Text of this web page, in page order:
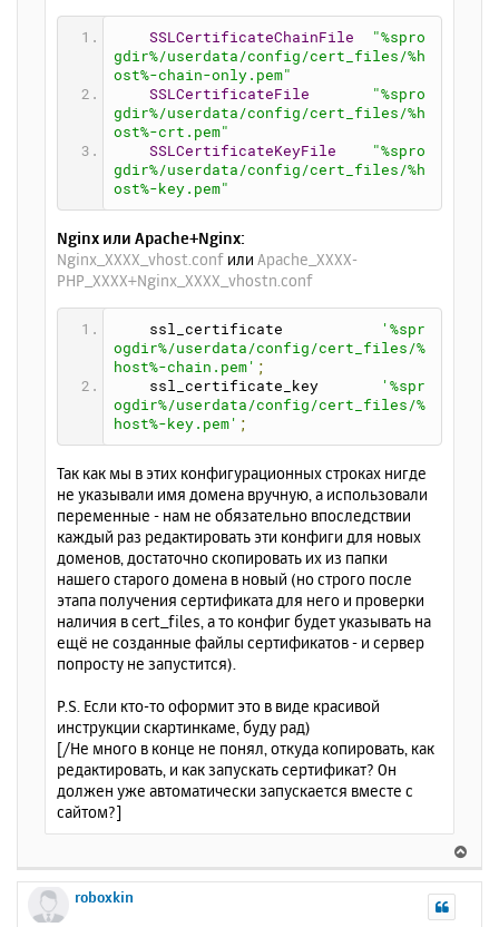
SSLCertificateChainFile
"%spro
gdir%/userdata/config/cert_files/%h
ost%-chain-only.pem"
SSLCertificateFile
"%spro
gdir%/userdata/config/cert_files/%h
ost%-crt.pem"
SSLCertificateKeyFile
"%spro
gdir%/userdata/config/cert_files/%h
ost%-key.pem"
Nginx или Apache+Nginx:
Nginx_XXXX_vhost.conf или Apache_XXXX-
PHP_XXXX+Nginx_XXXX_vhostn.conf
    ssl_certificate
'%spr
ogdir%/userdata/config/cert_files/%
host%-chain.pem' ;
    ssl_certificate_key
'%spr
ogdir%/userdata/config/cert_files/%
host%-key.pem' ;
Так как мы в этих конфигурационных строках нигде
не указывали имя домена вручную, а использовали
переменные - нам не обязательно впоследствии
каждый раз редактировать эти конфиги для новых
доменов, достаточно скопировать их из папки
нашего старого домена в новый (но строго после
этапа получения сертификата для него и проверки
наличия в cert_files, а то конфиг будет указывать на
ещё не созданные файлы сертификатов - и сервер
попросту не запустится).
P.S. Если кто-то оформит это в виде красивой
инструкции скартинкаме, буду рад)
[/Не много в конце не понял, откуда копировать, как
редактировать, и как запускать сертификат? Он
должен уже автоматически запускается вместе с
сайтом?]
е
roboxkin